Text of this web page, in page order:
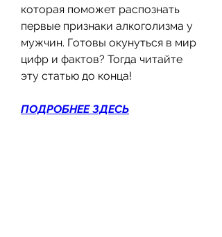
которая поможет распознать
первые признаки алкоголизма у
мужчин. Готовы окунуться в мир
цифр и фактов? Тогда читайте
эту статью до конца!
ПОДРОБНЕЕ ЗДЕСЬ